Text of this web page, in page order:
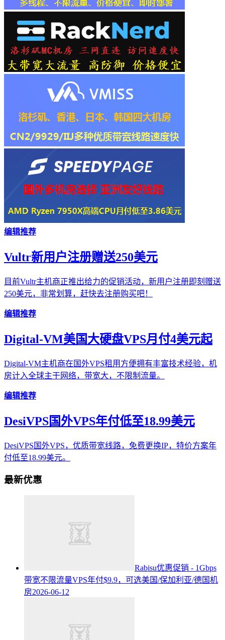
编辑推荐
Vultr新用户注册赠送250美元
目前Vultr主机商正推出给力的促销活动，新用户注册即刻赠送
250美元，非常划算，赶快去注册购买吧！
编辑推荐
Digital-VM美国大硬盘VPS月付4美元起
Digital-VM主机商在国外VPS租用方便拥有丰富技术经验，机
房计入全球主干网络，带宽大，不限制流量。
编辑推荐
DesiVPS国外VPS年付低至18.99美元
DesiVPS国外VPS，优质带宽线路，免费更换IP，特价方案年
付低至18.99美元。
最新优惠
Rabisu优惠促销 - 1Gbps
带宽不限流量VPS年付$9.9，可选美国/保加利亚/德国机
房2026-06-12